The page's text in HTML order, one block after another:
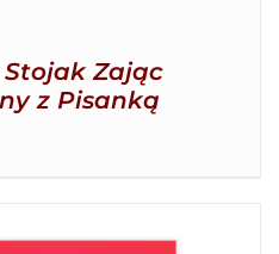
Zając
z Pisanką